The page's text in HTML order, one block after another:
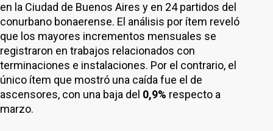
en la Ciudad de Buenos Aires y en 24 partidos del
conurbano bonaerense. El análisis por ítem reveló
que los mayores incrementos mensuales se
registraron en trabajos relacionados con
terminaciones e instalaciones. Por el contrario, el
único ítem que mostró una caída fue el de
ascensores, con una baja del 0,9% respecto a
marzo.